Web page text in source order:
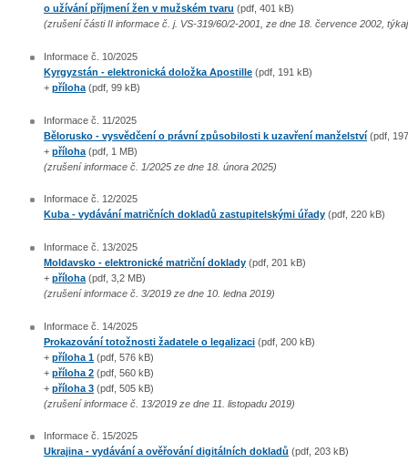
o užívání příjmení žen v mužském tvaru (pdf, 401 kB)
(zrušení části II informace č. j. VS-319/60/2-2001, ze dne 18. července 2002,
Informace č. 10/2025
Kyrgyzstán - elektronická doložka Apostille (pdf, 191 kB)
+ příloha (pdf, 99 kB)
Informace č. 11/2025
Bělorusko - vysvědčení o právní způsobilosti k uzavření manželství (pdf,
+ příloha (pdf, 1 MB)
(zrušení informace č. 1/2025 ze dne 18. února 2025)
Informace č. 12/2025
Kuba - vydávání matričních dokladů zastupitelskými úřady (pdf, 220 kB)
Informace č. 13/2025
Moldavsko - elektronické matriční doklady (pdf, 201 kB)
+ příloha (pdf, 3,2 MB)
(zrušení informace č. 3/2019 ze dne 10. ledna 2019)
Informace č. 14/2025
Prokazování totožnosti žadatele o legalizaci (pdf, 200 kB)
+ příloha 1 (pdf, 576 kB)
+ příloha 2 (pdf, 560 kB)
+ příloha 3 (pdf, 505 kB)
(zrušení informace č. 13/2019 ze dne 11. listopadu 2019)
Informace č. 15/2025
Ukrajina - vydávání a ověřování digitálních dokladů (pdf, 203 kB)